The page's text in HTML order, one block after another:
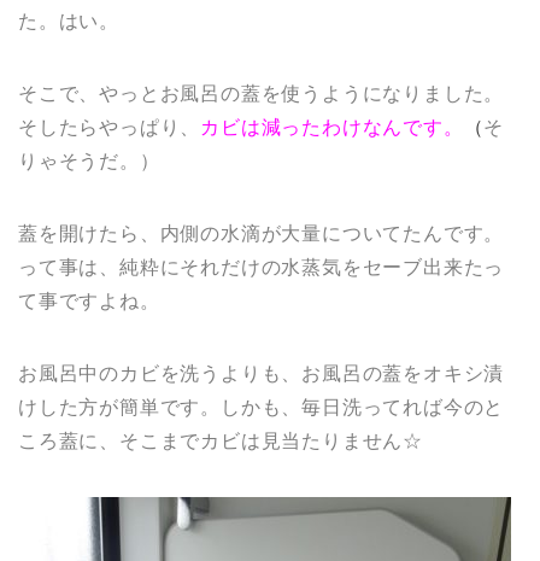
た。はい。
そこで、やっとお風呂の蓋を使うようになりました。
そしたらやっぱり、
カビは減ったわけなんです。 （そ
りゃそうだ。）
蓋を開けたら、内側の水滴が大量についてたんです。
って事は、純粋にそれだけの水蒸気をセーブ出来たっ
て事ですよね。
お風呂中のカビを洗うよりも、お風呂の蓋をオキシ漬
けした方が簡単です。しかも、毎日洗ってれば今のと
ころ蓋に、そこまでカビは見当たりません☆